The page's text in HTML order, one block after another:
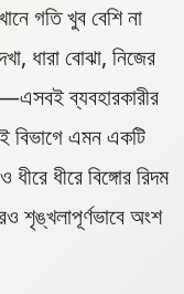
গতি খুব বেশি না
ধারা বোঝা, নিজের
ব্যবহারকারীর
এমন একটি
ধীরে বিঙ্গোর রিদম
শৃঙ্খলাপূর্ণভাবে অংশ